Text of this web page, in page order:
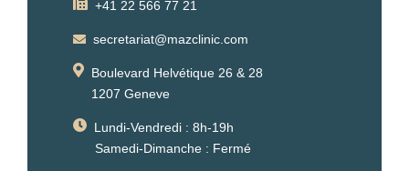
+41 22 566 77 21
secretariat@mazclinic.com
Boulevard Helvétique 26 & 28
1207 Geneve
Lundi-Vendredi : 8h-19h
Samedi-Dimanche : Fermé